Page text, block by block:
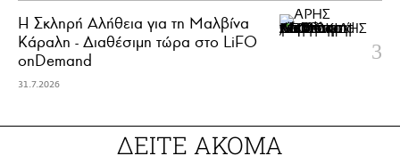
Η Σκληρή Αλήθεια για τη Μαλβίνα
Κάραλη - Διαθέσιμη τώρα στo LiFO
onDemand
31.7.2026
ΔΕΙΤΕ ΑΚΟΜΑ